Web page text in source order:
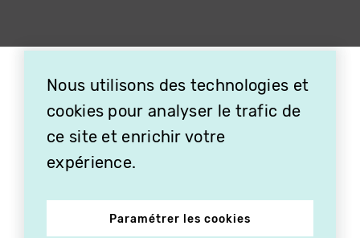
Nous utilisons des technologies et
cookies pour analyser le trafic de
ce site et enrichir votre
expérience.
Paramétrer les cookies